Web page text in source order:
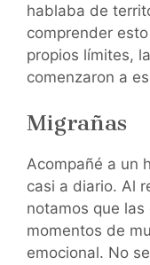
hablaba de
comprender
propios límites,
comenzaron a
Migrañas
Acompañé a un
casi a diario. Al
notamos que
momentos de
emocional. No